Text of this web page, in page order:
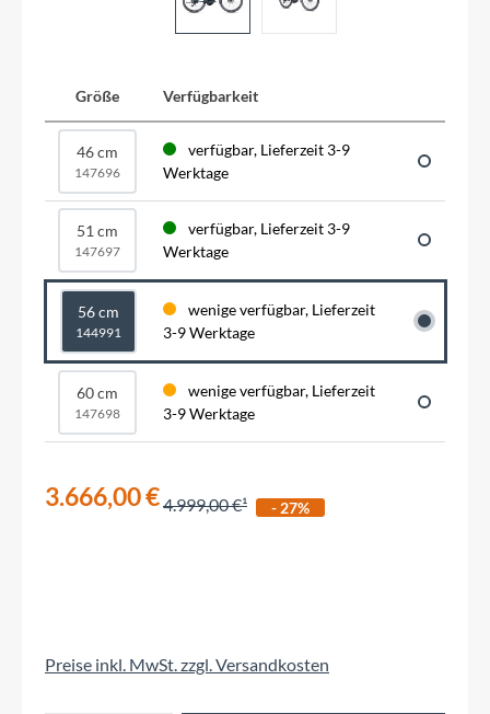
Größe Verfügbarkeit
46 cm
147696
verfügbar, Lieferzeit 3-9
Werktage
51 cm
147697
verfügbar, Lieferzeit 3-9
Werktage
56 cm
144991
wenige verfügbar, Lieferzeit
3-9 Werktage
60 cm
147698
wenige verfügbar, Lieferzeit
3-9 Werktage
3.666,00 €4.999,00 € - 27%
Preise inkl. MwSt. zzgl. Versandkosten